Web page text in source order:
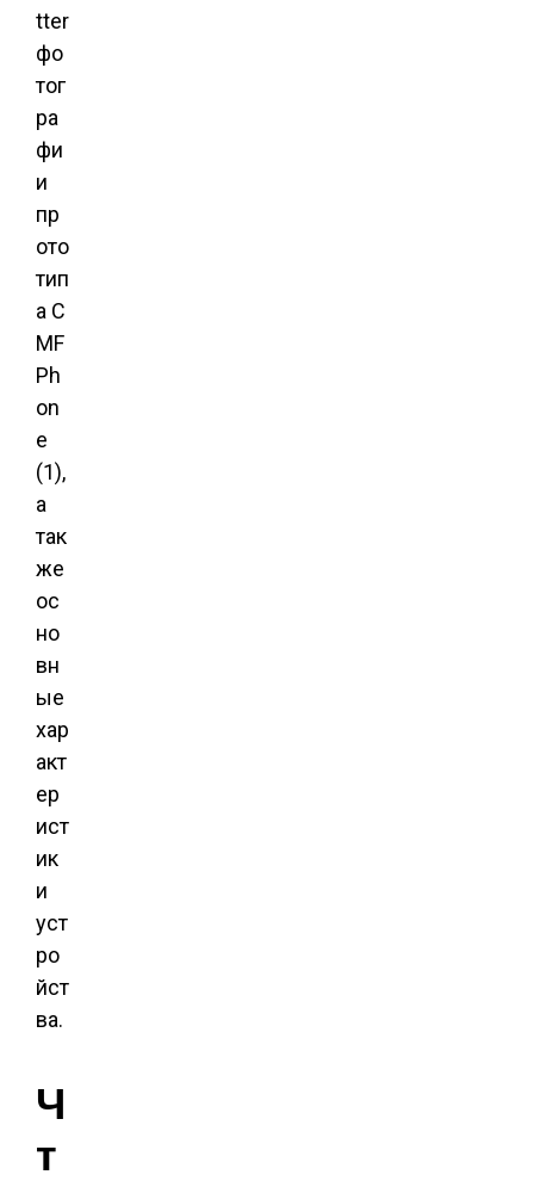
tter
фо
тог
ра
фи
и
пр
ото
тип
а C
MF
Ph
on
e
(1),
а
так
же
ос
но
вн
ые
хар
акт
ер
ист
ик
и
уст
ро
йст
ва.
Ч
т